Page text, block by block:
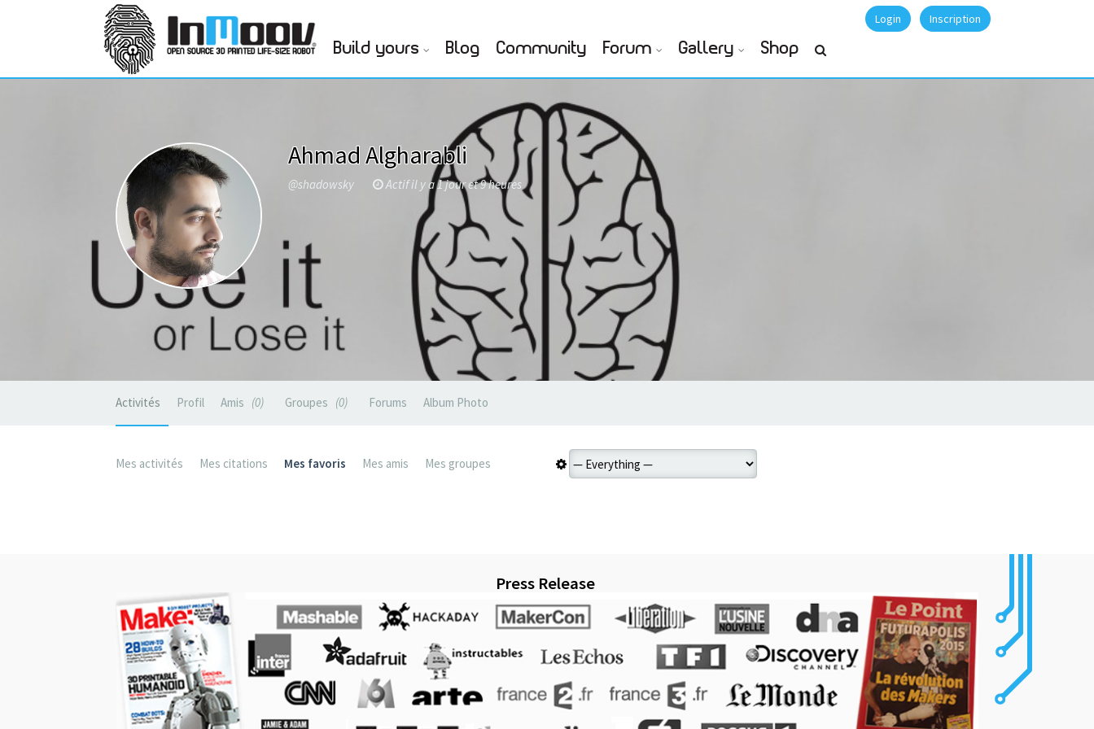
Login Inscription
Build yours Blog Community Forum Gallery Shop
Ahmad Algharabli
@shadowsky Actif il y a 1 jour et 9 heures
Activités Profil Amis 0 Groupes 0 Forums Album Photo
Mes activités Mes citations Mes favoris Mes amis Mes groupes
Press Release